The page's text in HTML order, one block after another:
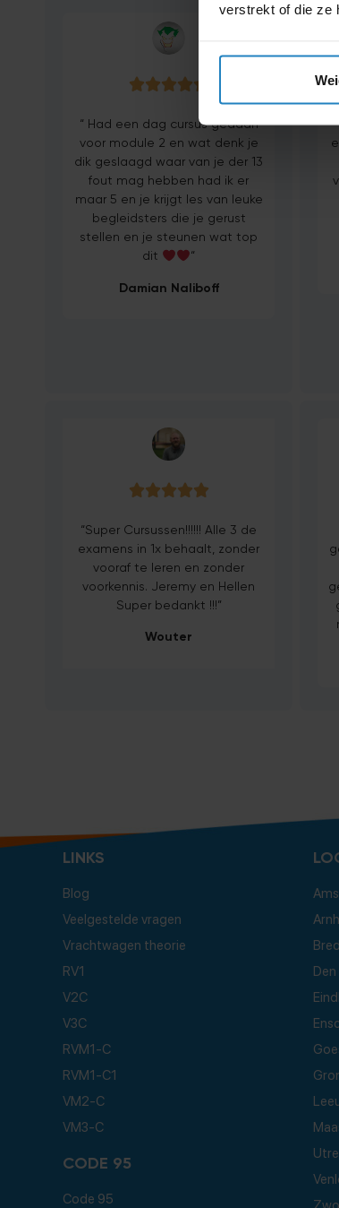
verstrekt of die ze

“ Had een dag cursus gedaan
voor module 2 en wat denk je
dik geslaagd waar van je der 13
fout mag hebben had ik er
maar 5 en je krijgt les van leuke
begleidsters die je gerust
stellen en je steunen wat top
dit
“
Damian Naliboff

“Super Cursussen!!!!!! Alle 3 de
examens in 1x behaalt, zonder
vooraf te leren en zonder
voorkennis. Jeremy en Hellen
Super bedankt !!!”
Wouter
LINKS
Blog
Veelgestelde vragen
Vrachtwagen theorie
RV1
V2C
V3C
RVM1-C
RVM1-C1
VM2-C
VM3-C
CODE 95
Code 95